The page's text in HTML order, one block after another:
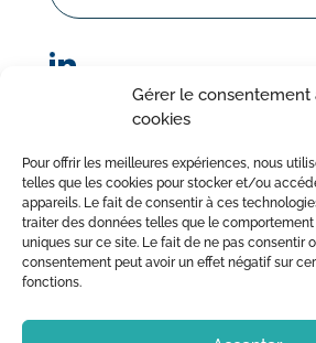
Gérer le consentement
cookies
Pour offrir les meilleures expériences, nous
telles que les cookies pour stocker et/ou
appareils. Le fait de consentir à ces
traiter des données telles que le
uniques sur ce site. Le fait de ne pas consentir
consentement peut avoir un effet négatif sur
fonctions.
© Sorodist 2023 – Tous droits
AttrapTemps|Mentions légales|
|Conditions Générales de